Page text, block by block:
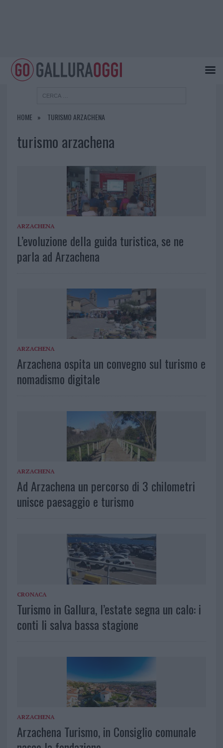
HOME TURISMO ARZACHENA
turismo arzachena
ARZACHENA
L’evoluzione della guida turistica, se ne
parla ad Arzachena
ARZACHENA
Arzachena ospita un convegno sul turismo e
nomadismo digitale
ARZACHENA
Ad Arzachena un percorso di 3 chilometri
unisce paesaggio e turismo
CRONACA
Turismo in Gallura, l’estate segna un calo: i
conti li salva bassa stagione
ARZACHENA
Arzachena Turismo, in Consiglio comunale